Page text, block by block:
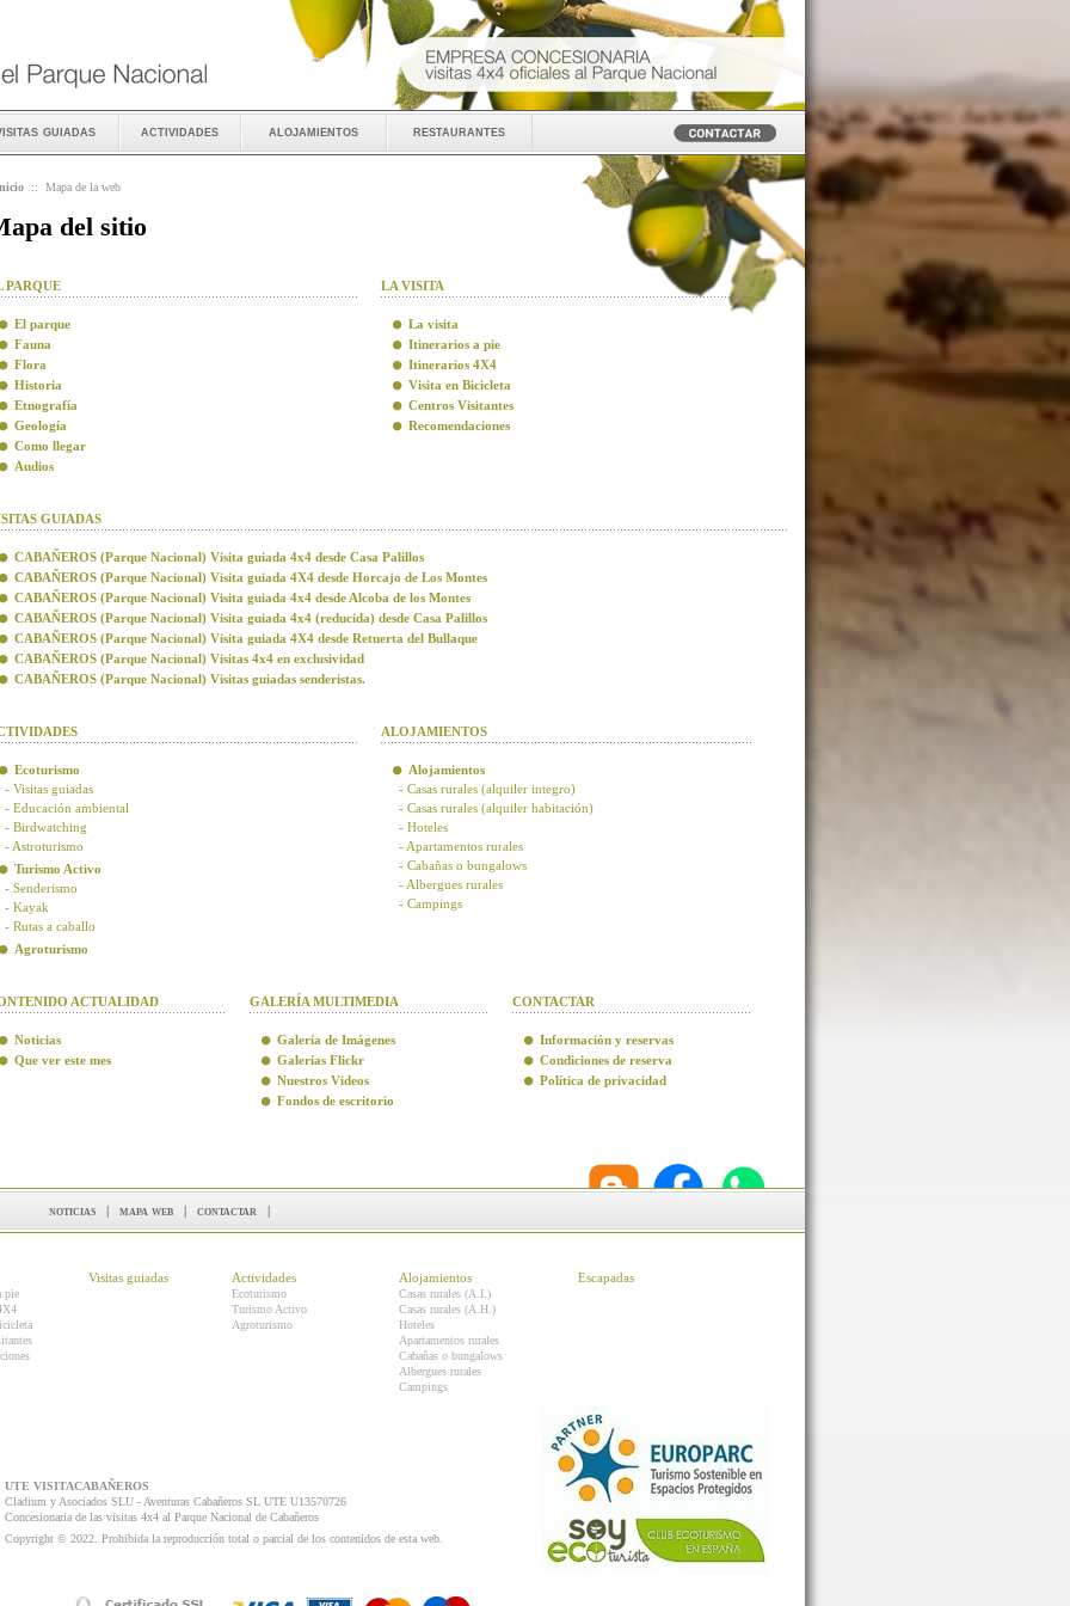
guiadas actividades alojamientos restaurantes
:: Mapa de la web
del sitio
PARQUE
El parque
Fauna
Flora
Historia
Etnografía
Geología
Como llegar
Audios
LA VISITA
La visita
Itinerarios a pie
Itinerarios 4X4
Visita en Bicicleta
Centros Visitantes
Recomendaciones
GUIADAS
CABAÑEROS (Parque Nacional) Visita guiada 4x4 desde Casa Palillos
CABAÑEROS (Parque Nacional) Visita guiada 4X4 desde Horcajo de Los Montes
CABAÑEROS (Parque Nacional) Visita guiada 4x4 desde Alcoba de los Montes
CABAÑEROS (Parque Nacional) Visita guiada 4x4 (reducida) desde Casa Palillos
CABAÑEROS (Parque Nacional) Visita guiada 4X4 desde Retuerta del Bullaque
CABAÑEROS (Parque Nacional) Visitas 4x4 en exclusividad
CABAÑEROS (Parque Nacional) Visitas guiadas senderistas.
Ecoturismo
- Visitas guiadas
- Educación ambiental
- Birdwatching
- Astroturismo
Turismo Activo
- Senderismo
- Kayak
- Rutas a caballo
Agroturismo
ALOJAMIENTOS
Alojamientos
- Casas rurales (alquiler integro)
- Casas rurales (alquiler habitación)
- Hoteles
- Apartamentos rurales
- Cabañas o bungalows
- Albergues rurales
- Campings
ACTUALIDAD
Noticias
Que ver este mes
GALERÍA MULTIMEDIA
Galería de Imágenes
Galerías Flickr
Nuestros Videos
Fondos de escritorio
CONTACTAR
Información y reservas
Condiciones de reserva
Política de privacidad
noticias | mapa web | contactar |
pie
Visitas guiadas Actividades
Ecoturismo
Turismo Activo
Agroturismo
Alojamientos
Casas rurales (A.I.)
Casas rurales (A.H.)
Hoteles
Apartamentos rurales
Cabañas o bungalows
Albergues rurales
Campings
Escapadas
UTE VISITACABAÑEROS
Cladium y Asociados SLU - Aventuras Cabañeros SL UTE U13570726
Concesionaria de las visitas 4x4 al Parque Nacional de Cabañeros
Copyright © 2022. Prohibida la reproducción total o parcial de los contenidos de esta web.